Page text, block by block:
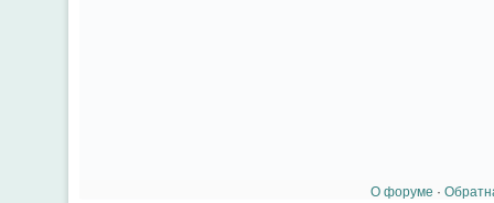
О форуме ·